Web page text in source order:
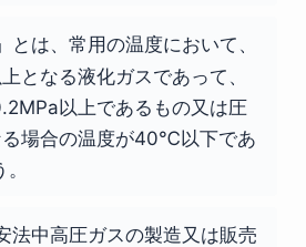
とは、常用の温度において、
となる液化ガスであって、
以上であるもの又は圧
場合の温度が40℃以下であ
法中高圧ガスの製造又は販売